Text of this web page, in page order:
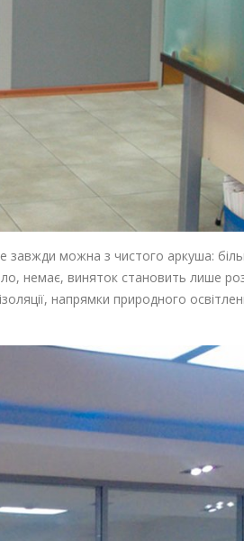
завжди можна з чистого аркуша:
немає, виняток становить лише
напрямки природного